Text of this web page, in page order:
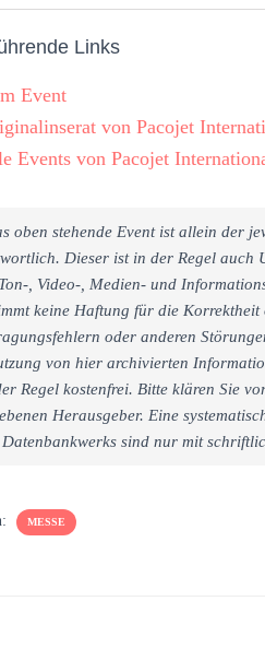
Links
Event
von Pacojet
Events von Pacojet
oben stehende Event ist allein der
Dieser ist in der Regel auch
, Video-, Medien- und
keine Haftung für die Korrektheit
oder anderen
von hier archivierten
Regel kostenfrei. Bitte klären Sie
Herausgeber. Eine
Datenbankwerks sind nur mit
MESSE